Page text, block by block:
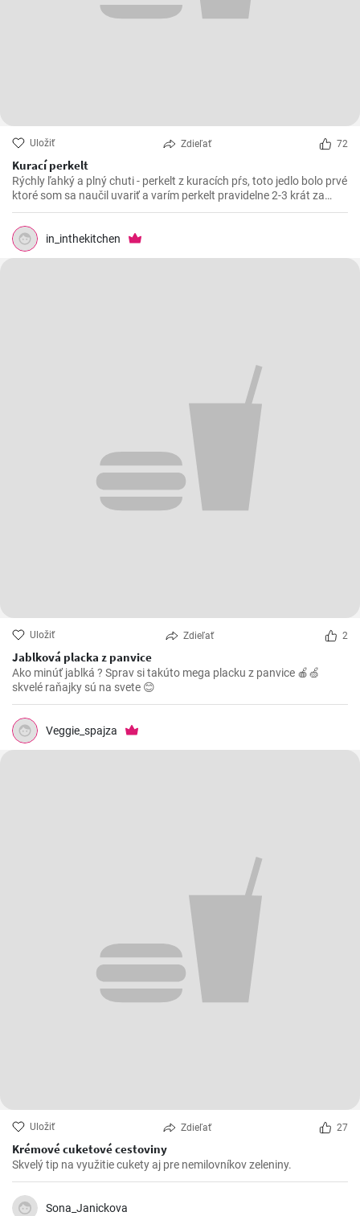
Uložiť Zdieľať 72
Kurací perkelt
Rýchly ľahký a plný chuti - perkelt z kuracích pŕs, toto jedlo bolo prvé
ktoré som sa naučil uvariť a varím perkelt pravidelne 2-3 krát za
mesiac. Vynikajúci kurací perkelt s kolienkami.
in_inthekitchen
Uložiť Zdieľať 2
Jablková placka z panvice
Ako minúť jablká ? Sprav si takúto mega placku z panvice 🍎🍏
skvelé raňajky sú na svete 😊
Veggie_spajza
Uložiť Zdieľať 27
Krémové cuketové cestoviny
Skvelý tip na využitie cukety aj pre nemilovníkov zeleniny.
Sona_Janickova